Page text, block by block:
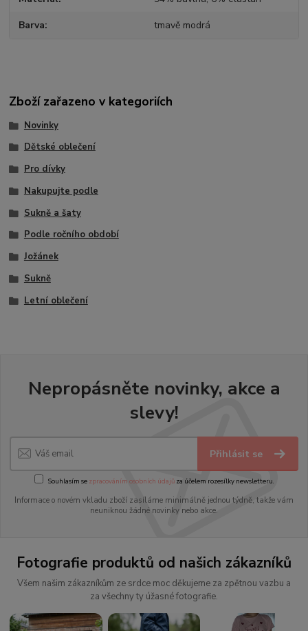
Barva tmavě modrá
Zboží zařazeno v kategoriích
Novinky
Dětské oblečení
Pro dívky
Nakupujte podle
Sukně a šaty
Podle ročního období
Jožánek
Sukně
Letní oblečení
Nepropásněte novinky, akce a
slevy!
Přihlásit se
Souhlasím se zpracováním osobních údajůza účelem rozesílky newsletteru.
Informace o novém vkladu zboží zasíláme minimálně jednou týdně, takže vám
neuniknou žádné novinky nebo akce.
Fotografie produktů od našich zákazníků
Všem našim zákazníkům ze srdce moc děkujeme za zpětnou vazbu a
za všechny ty úžasné fotografie.